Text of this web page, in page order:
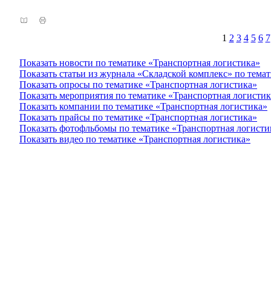
1 2 3 4 5 6 7
Показать новости по тематике «Транспортная логистика»
Показать статьи из журнала «Складской комплекс» по
Показать опросы по тематике «Транспортная логистика»
Показать мероприятия по тематике «Транспортная
Показать компании по тематике «Транспортная логистика»
Показать прайсы по тематике «Транспортная логистика»
Показать фотофльбомы по тематике «Транспортная
Показать видео по тематике «Транспортная логистика»